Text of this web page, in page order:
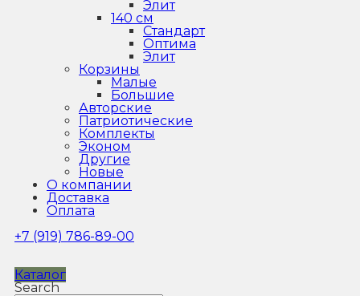
Элит
140 см
Стандарт
Оптима
Элит
Корзины
Малые
Большие
Авторские
Патриотические
Комплекты
Эконом
Другие
Новые
О компании
Доставка
Оплата
+7 (919) 786-89-00
Каталог
Search